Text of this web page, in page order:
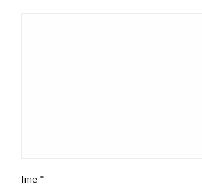
Ime *